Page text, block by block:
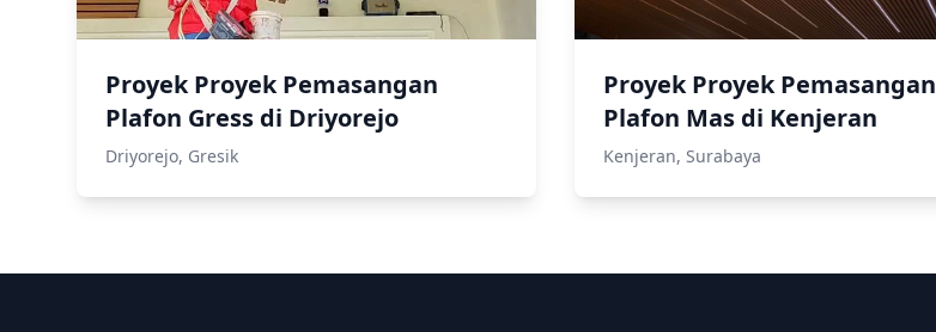
Proyek Proyek Pemasangan
Plafon Gress di Driyorejo
Driyorejo, Gresik
Proyek Proyek Pemasangan
Plafon Mas di Kenjeran
Kenjeran, Surabaya